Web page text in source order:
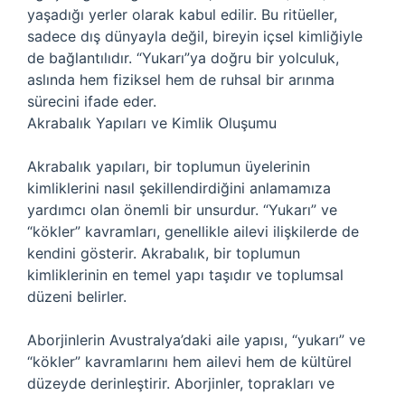
yaşadığı yerler olarak kabul edilir. Bu ritüeller,
sadece dış dünyayla değil, bireyin içsel kimliğiyle
de bağlantılıdır. “Yukarı”ya doğru bir yolculuk,
aslında hem fiziksel hem de ruhsal bir arınma
sürecini ifade eder.
Akrabalık Yapıları ve Kimlik Oluşumu
Akrabalık yapıları, bir toplumun üyelerinin
kimliklerini nasıl şekillendirdiğini anlamamıza
yardımcı olan önemli bir unsurdur. “Yukarı” ve
“kökler” kavramları, genellikle ailevi ilişkilerde de
kendini gösterir. Akrabalık, bir toplumun
kimliklerinin en temel yapı taşıdır ve toplumsal
düzeni belirler.
Aborjinlerin Avustralya’daki aile yapısı, “yukarı” ve
“kökler” kavramlarını hem ailevi hem de kültürel
düzeyde derinleştirir. Aborjinler, toprakları ve